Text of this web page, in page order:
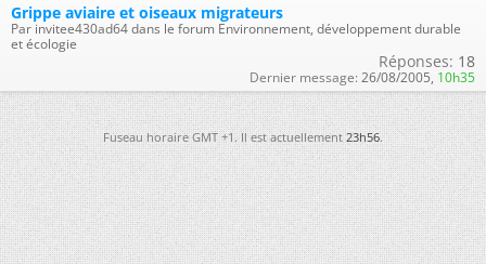
Grippe aviaire et oiseaux migrateurs
Par invitee430ad64 dans le forum Environnement, développement durable
et écologie
Réponses: 18
Dernier message: 26/08/2005, 10h35
Fuseau horaire GMT +1. Il est actuellement23h56.